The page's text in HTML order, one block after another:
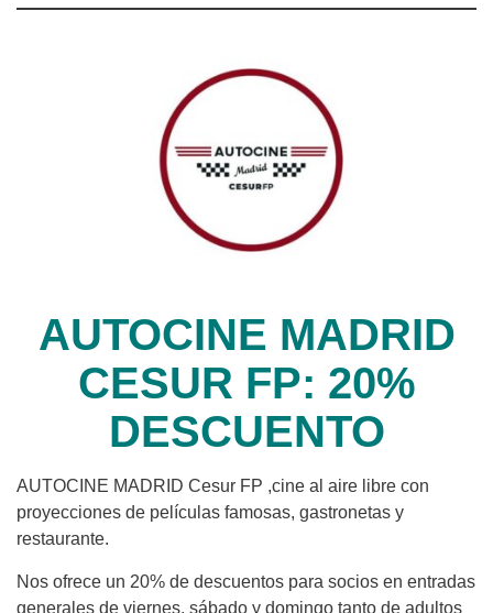
AUTOCINE MADRID
CESUR FP: 20%
DESCUENTO
AUTOCINE MADRID Cesur FP ,cine al aire libre con
proyecciones de películas famosas, gastronetas y
restaurante.
Nos ofrece un 20% de descuentos para socios en entradas
generales de viernes, sábado y domingo tanto de adultos